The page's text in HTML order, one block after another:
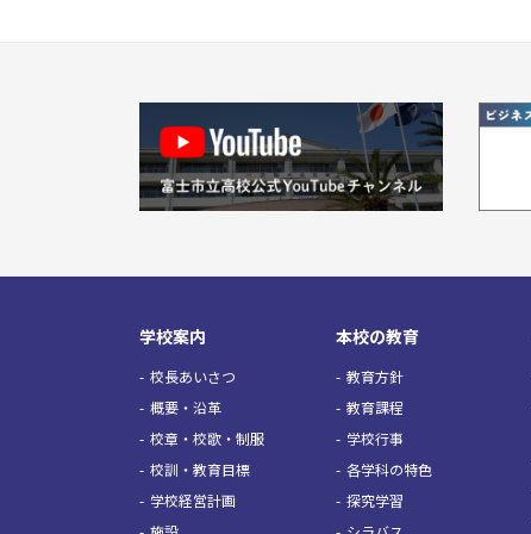
学校案内
校長あいさつ
概要・沿革
校章・校歌・制服
校訓・教育目標
学校経営計画
本校の教育
教育方針
教育課程
学校行事
各学科の特色
探究学習